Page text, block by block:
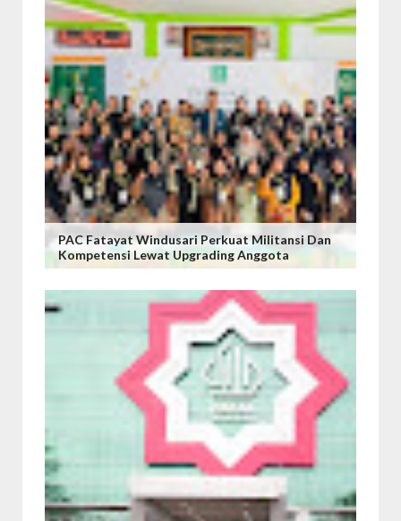
PAC Fatayat Windusari Perkuat Militansi Dan
Kompetensi Lewat Upgrading Anggota